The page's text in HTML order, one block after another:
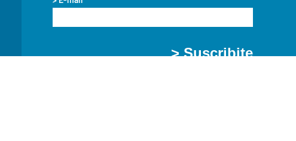
> Suscribite